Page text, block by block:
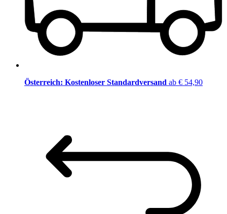
Österreich: Kostenloser Standardversand ab € 54,90